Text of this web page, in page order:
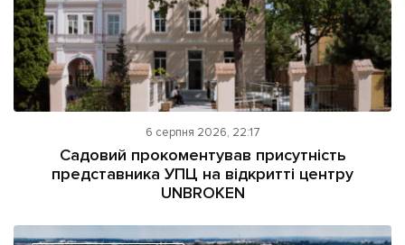
6 серпня 2026, 22:17
Садовий прокоментував присутність
представника УПЦ на відкритті центру
UNBROKEN